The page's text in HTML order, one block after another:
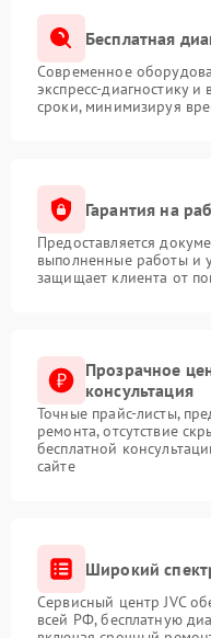
Бесплатная
Современное
экспресс-диагностику
сроки, минимизируя
Гарантия на
Предоставляется
выполненные работы и
защищает клиента от
Прозрачное
консультация
Точные прайс-листы,
ремонта, отсутствие
бесплатной
сайте
Широкий
Сервисный центр JVC
всей РФ, бесплатную